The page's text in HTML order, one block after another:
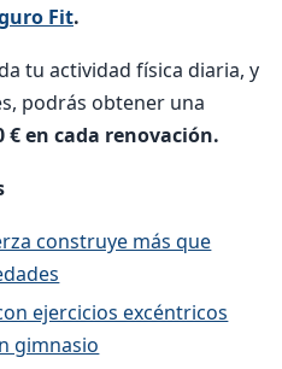
Fit.
tu actividad física diaria, y
podrás obtener una
en cada renovación.
construye más que
ejercicios excéntricos
gimnasio